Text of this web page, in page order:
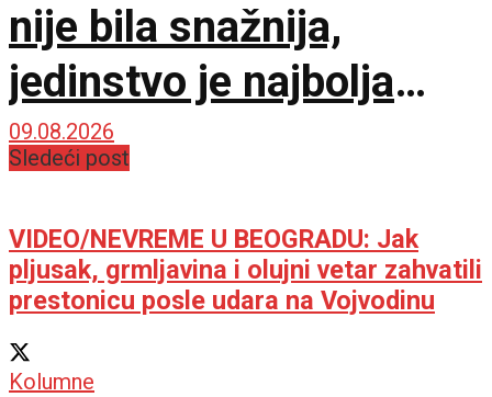
nije bila snažnija,
jedinstvo je najbolja
garancija
09.08.2026
Sledeći post
VIDEO/NEVREME U BEOGRADU: Jak
pljusak, grmljavina i olujni vetar zahvatili
prestonicu posle udara na Vojvodinu
Kolumne